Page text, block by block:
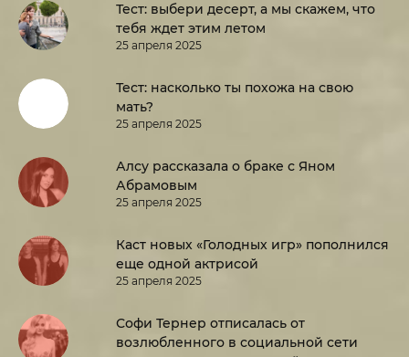
Тест: выбери десерт, а мы скажем, что
тебя ждет этим летом
25 апреля 2025
Тест: насколько ты похожа на свою
мать?
25 апреля 2025
Алсу рассказала о браке с Яном
Абрамовым
25 апреля 2025
Каст новых «Голодных игр» пополнился
еще одной актрисой
25 апреля 2025
Софи Тернер отписалась от
возлюбленного в социальной сети